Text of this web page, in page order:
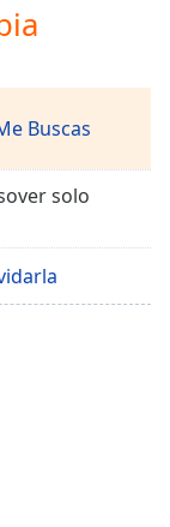
Buscas
solo